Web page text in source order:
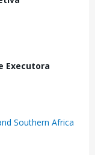
Executora
Southern Africa